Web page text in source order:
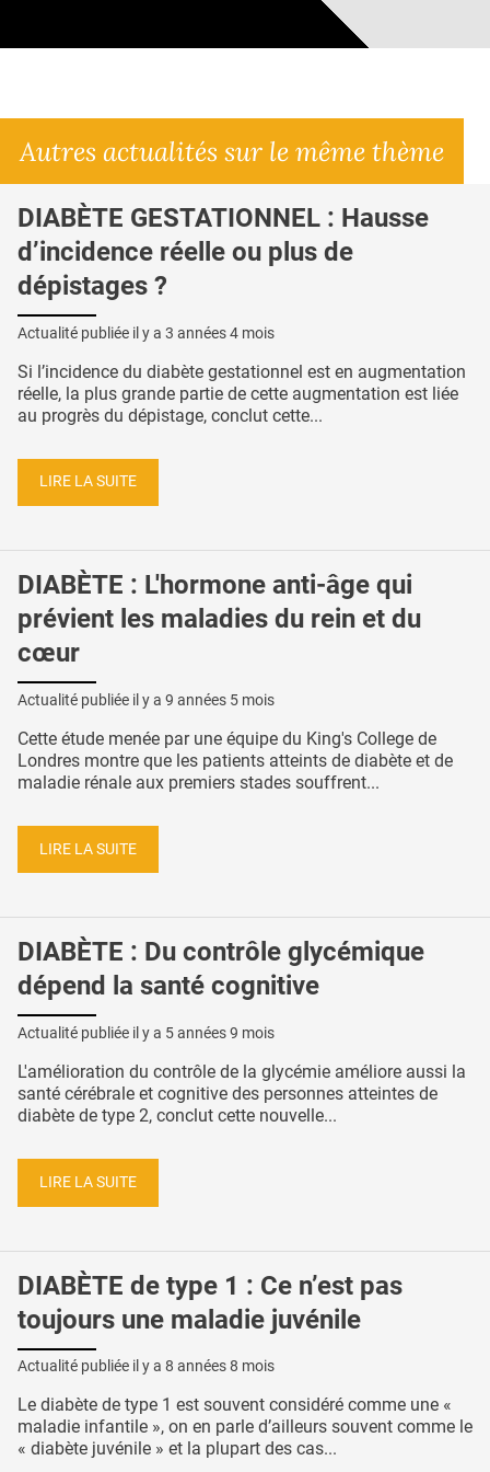
Autres actualités sur le même thème
DIABÈTE GESTATIONNEL : Hausse
d’incidence réelle ou plus de
dépistages ?
Actualité publiée il y a 3 années 4 mois
Si l’incidence du diabète gestationnel est en augmentation
réelle, la plus grande partie de cette augmentation est liée
au progrès du dépistage, conclut cette...
LIRE LA SUITE
DIABÈTE : L'hormone anti-âge qui
prévient les maladies du rein et du
cœur
Actualité publiée il y a 9 années 5 mois
Cette étude menée par une équipe du King's College de
Londres montre que les patients atteints de diabète et de
maladie rénale aux premiers stades souffrent...
LIRE LA SUITE
DIABÈTE : Du contrôle glycémique
dépend la santé cognitive
Actualité publiée il y a 5 années 9 mois
L'amélioration du contrôle de la glycémie améliore aussi la
santé cérébrale et cognitive des personnes atteintes de
diabète de type 2, conclut cette nouvelle...
LIRE LA SUITE
DIABÈTE de type 1 : Ce n’est pas
toujours une maladie juvénile
Actualité publiée il y a 8 années 8 mois
Le diabète de type 1 est souvent considéré comme une «
maladie infantile », on en parle d’ailleurs souvent comme le
« diabète juvénile » et la plupart des cas...